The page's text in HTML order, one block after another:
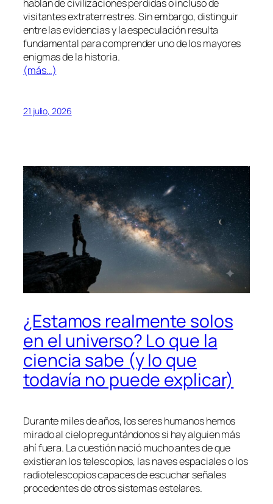
hablan de civilizaciones perdidas o incluso de
visitantes extraterrestres. Sin embargo, distinguir
entre las evidencias y la especulación resulta
fundamental para comprender uno de los mayores
enigmas de la historia.
(más…)
21 julio, 2026
¿Estamos realmente solos
en el universo? Lo que la
ciencia sabe (y lo que
todavía no puede explicar)
Durante miles de años, los seres humanos hemos
mirado al cielo preguntándonos si hay alguien más
ahí fuera. La cuestión nació mucho antes de que
existieran los telescopios, las naves espaciales o los
radiotelescopios capaces de escuchar señales
procedentes de otros sistemas estelares.